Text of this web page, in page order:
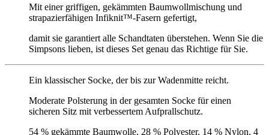
Mit einer griffigen, gekämmten Baumwollmischung und
strapazierfähigen Infiknit™-Fasern gefertigt,
damit sie garantiert alle Schandtaten überstehen. Wenn Sie die
Simpsons lieben, ist dieses Set genau das Richtige für Sie.
Ein klassischer Socke, der bis zur Wadenmitte reicht.
Moderate Polsterung in der gesamten Socke für einen
sicheren Sitz mit verbessertem Aufprallschutz.
54 % gekämmte Baumwolle, 28 % Polyester, 14 % Nylon, 4